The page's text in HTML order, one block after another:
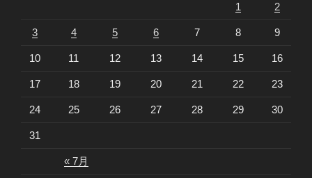
« 7月
1 2
3 4 5 6 7 8 9
10 11 12 13 14 15 16
17 18 19 20 21 22 23
24 25 26 27 28 29 30
31